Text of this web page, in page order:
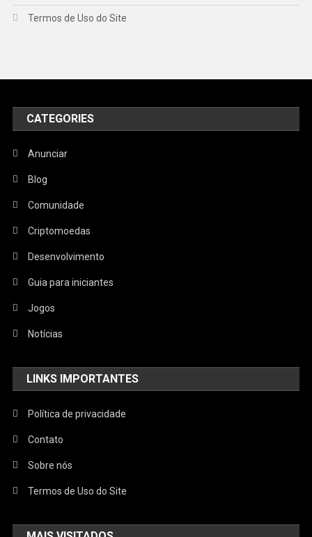
Termos de Uso do Site
CATEGORIES
Anunciar
Blog
Comunidade
Criptomoedas
Desenvolvimento
Guia para iniciantes
Jogos
Notícias
LINKS IMPORTANTES
Política de privacidade
Contato
Sobre nós
Termos de Uso do Site